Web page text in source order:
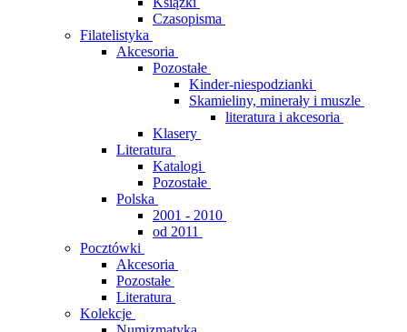
Czasopisma
Filatelistyka
Akcesoria
Pozostałe
Kinder-niespodzianki
Skamieliny, minerały i muszle
literatura i akcesoria
Klasery
Literatura
Katalogi
Pozostałe
Polska
2001 - 2010
od 2011
Pocztówki
Akcesoria
Pozostałe
Literatura
Kolekcje